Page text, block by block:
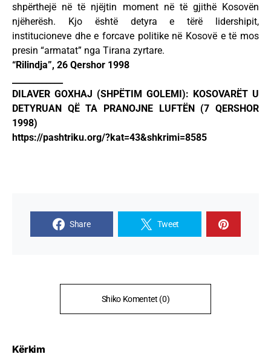
shpërthejë në të njëjtin moment në të gjithë Kosovën
njëherësh. Kjo është detyra e tërë lidershipit,
institucioneve dhe e forcave politike në Kosovë e të mos
presin “armatat” nga Tirana zyrtare.
“Rilindja”, 26 Qershor 1998
DILAVER GOXHAJ (SHPËTIM GOLEMI): KOSOVARËT U
DETYRUAN QË TA PRANOJNE LUFTËN (7 QERSHOR
1998)
https://pashtriku.org/?kat=43&shkrimi=8585
Share Tweet
Shiko Komentet (0)
Kërkim